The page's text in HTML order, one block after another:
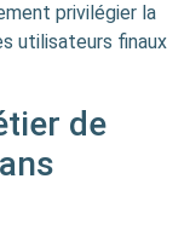
privilégier la
utilisateurs finaux
de